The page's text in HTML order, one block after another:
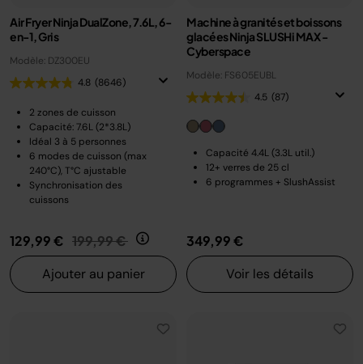
Air Fryer Ninja DualZone, 7.6L, 6-
en-1, Gris
Modèle: DZ300EU
4.8 (8646)
2 zones de cuisson
Capacité: 7.6L (2*3.8L)
Idéal 3 à 5 personnes
6 modes de cuisson (max
240°C), T°C ajustable
Synchronisation des
cuissons
129,99 € Prix réduit de
199,99 € au
Ajouter au panier
Machine à granités et boissons
glacées Ninja SLUSHi MAX -
Cyberspace
Modèle: FS605EUBL
4.5 (87)
Capacité 4.4L (3.3L util.)
12+ verres de 25 cl
6 programmes + SlushAssist
349,99 €
Voir les détails